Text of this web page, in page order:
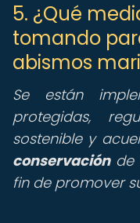
5. ¿Qué
tomando
abismos
Se están
protegidas,
sostenible y
conservaciónde
fin de promover